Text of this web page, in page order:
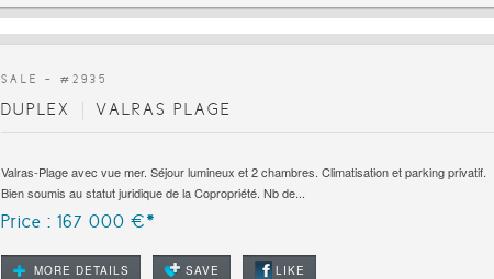
SALE - # 2935
DUPLEX VALRAS PLAGE
Valras-Plage avec vue mer. Séjour lumineux et 2 chambres. Climatisation et parking privatif.
Bien soumis au statut juridique de la Copropriété. Nb de...
Price : 167 000 €*
MORE DETAILS SAVE LIKE